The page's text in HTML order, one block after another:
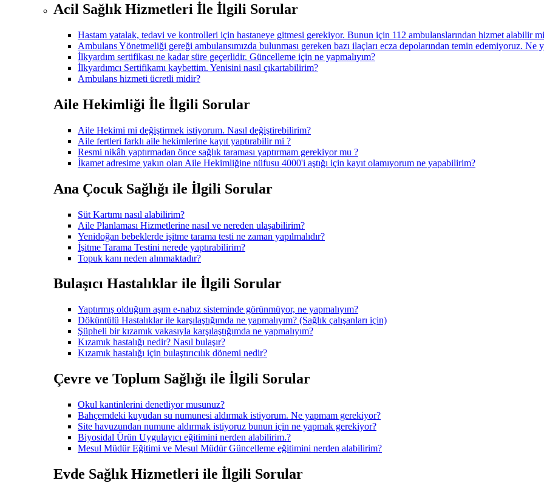
Acil Sağlık Hizmetleri İle İlgili Sorular
Hastam yatalak, tedavi ve kontrolleri için hastaneye gitmesi gerekiyor. Bunun için 112 ambulanslarından hizmet alabilir
Ambulans Yönetmeliği gereği ambulansımızda bulunması gereken bazı ilaçları ecza depolarından temin edemiyoruz. Ne
İlkyardım sertifikası ne kadar süre geçerlidir. Güncelleme için ne yapmalıyım?
İlkyardımcı Sertifikamı kaybettim. Yenisini nasıl çıkartabilirim?
Ambulans hizmeti ücretli midir?
Aile Hekimliği İle İlgili Sorular
Aile Hekimi mi değiştirmek istiyorum. Nasıl değiştirebilirim?
Aile fertleri farklı aile hekimlerine kayıt yaptırabilir mi ?
Resmi nikâh yaptırmadan önce sağlık taraması yaptırmam gerekiyor mu ?
İkamet adresime yakın olan Aile Hekimliğine nüfusu 4000'i aştığı için kayıt olamıyorum ne yapabilirim?
Ana Çocuk Sağlığı ile İlgili Sorular
Süt Kartımı nasıl alabilirim?
Aile Planlaması Hizmetlerine nasıl ve nereden ulaşabilirim?
Yenidoğan bebeklerde işitme tarama testi ne zaman yapılmalıdır?
İşitme Tarama Testini nerede yaptırabilirim?
Topuk kanı neden alınmaktadır?
Bulaşıcı Hastalıklar ile İlgili Sorular
Yaptırmış olduğum aşım e-nabız sisteminde görünmüyor, ne yapmalıyım?
Döküntülü Hastalıklar ile karşılaştığımda ne yapmalıyım? (Sağlık çalışanları için)
Şüpheli bir kızamık vakasıyla karşılaştığımda ne yapmalıyım?
Kızamık hastalığı nedir? Nasıl bulaşır?
Kızamık hastalığı için bulaştırıcılık dönemi nedir?
Çevre ve Toplum Sağlığı ile İlgili Sorular
Okul kantinlerini denetliyor musunuz?
Bahçemdeki kuyudan su numunesi aldırmak istiyorum. Ne yapmam gerekiyor?
Site havuzundan numune aldırmak istiyoruz bunun için ne yapmak gerekiyor?
Biyosidal Ürün Uygulayıcı eğitimini nerden alabilirim.?
Mesul Müdür Eğitimi ve Mesul Müdür Güncelleme eğitimini nerden alabilirim?
Evde Sağlık Hizmetleri ile İlgili Sorular